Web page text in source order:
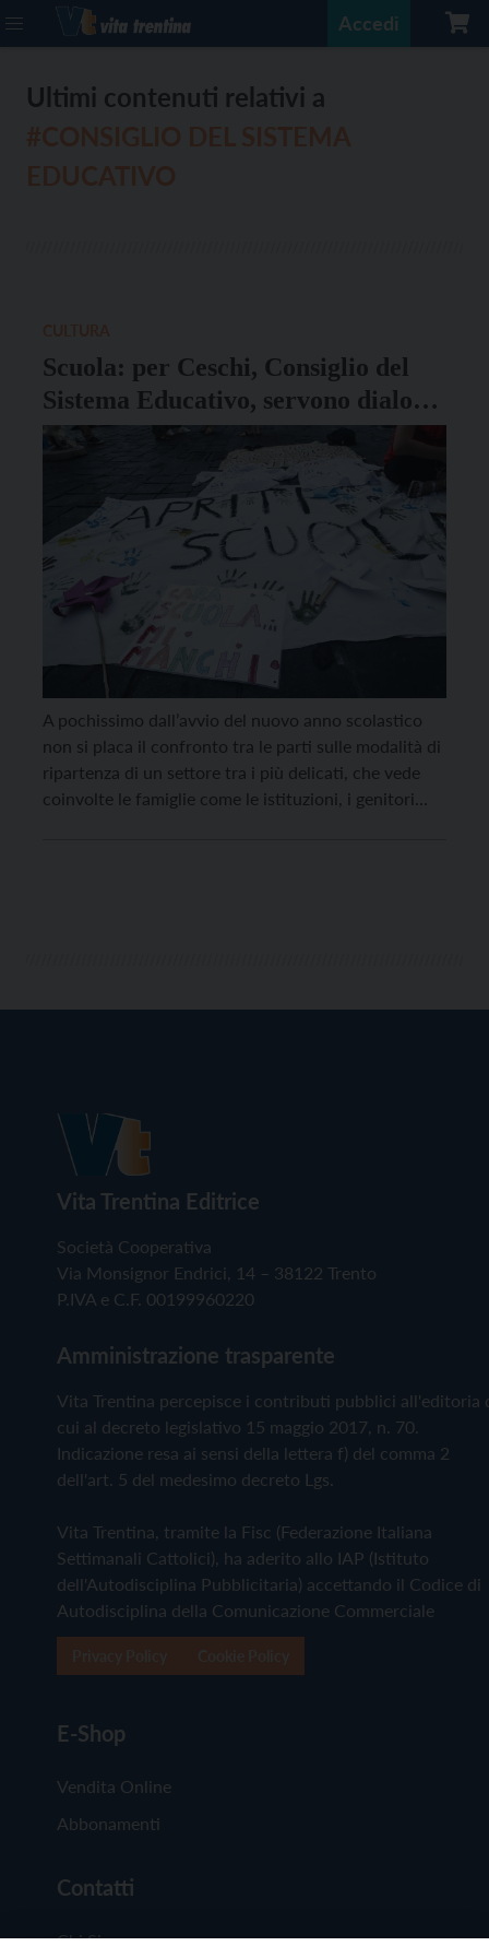
Accedi
Ultimi contenuti relativi a
Scuola: per Ceschi, Consiglio del
Sistema Educativo, servono dialogo
e chiarezza
A pochissimo dall’avvio del nuovo anno scolastico
non si placa il confronto tra le parti sulle modalità di
ripartenza di un settore tra i più delicati, che vede
coinvolte le famiglie come le istituzioni, i genitori
Vita Trentina Editrice
Società Cooperativa
Via Monsignor Endrici, 14 – 38122 Trento
P.IVA e C.F. 00199960220
Amministrazione trasparente
Vita Trentina percepisce i contributi pubblici all'editoria
cui al decreto legislativo 15 maggio 2017, n. 70.
Indicazione resa ai sensi della lettera f) del comma 2
dell'art. 5 del medesimo decreto Lgs.
Vita Trentina, tramite la Fisc (Federazione Italiana
Settimanali Cattolici), ha aderito allo IAP (Istituto
dell'Autodisciplina Pubblicitaria) accettando il Codice di
Autodisciplina della Comunicazione Commerciale
E-Shop
Vendita Online
Abbonamenti
Contatti
Chi Siamo